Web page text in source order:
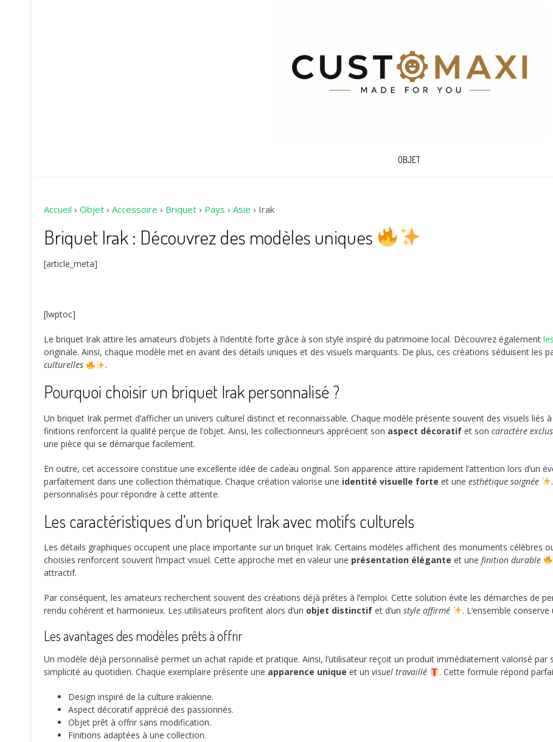
OBJET
Accueil › Objet › Accessoire › Briquet › Pays › Asie › Irak
Briquet Irak : Découvrez des modèles uniques
[article_meta]
[lwptoc]
Le briquet Irak attire les amateurs d’objets à l’identité forte grâce à son style inspiré du patrimoine local. Découvrez également
originale. Ainsi, chaque modèle met en avant des détails uniques et des visuels marquants. De plus, ces créations séduisent les
culturelles
.
Pourquoi choisir un briquet Irak personnalisé ?
Un briquet Irak permet d’afficher un univers culturel distinct et reconnaissable. Chaque modèle présente souvent des visuels liés
finitions renforcent la qualité perçue de l’objet. Ainsi, les collectionneurs apprécient son aspect décoratif et son caractère
une pièce qui se démarque facilement.
En outre, cet accessoire constitue une excellente idée de cadeau original. Son apparence attire rapidement l’attention lors d’un
parfaitement dans une collection thématique. Chaque création valorise une identité visuelle forte et une esthétique soignée
personnalisés pour répondre à cette attente.
Les caractéristiques d’un briquet Irak avec motifs culturels
Les détails graphiques occupent une place importante sur un briquet Irak. Certains modèles affichent des monuments célèbres
choisies renforcent souvent l’impact visuel. Cette approche met en valeur une présentation élégante et une finition durable
attractif.
Par conséquent, les amateurs recherchent souvent des créations déjà prêtes à l’emploi. Cette solution évite les démarches de
rendu cohérent et harmonieux. Les utilisateurs profitent alors d’un objet distinctif et d’un style affirmé . L’ensemble
Les avantages des modèles prêts à offrir
Un modèle déjà personnalisé permet un achat rapide et pratique. Ainsi, l’utilisateur reçoit un produit immédiatement valorisé
simplicité au quotidien. Chaque exemplaire présente une apparence unique et un visuel travaillé . Cette formule répond
Design inspiré de la culture irakienne.
Aspect décoratif apprécié des passionnés.
Objet prêt à offrir sans modification.
Finitions adaptées à une collection.